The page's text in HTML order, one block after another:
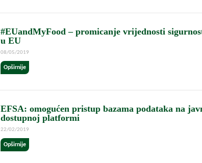
#EUandMyFood – promicanje vrijednosti
u EU
08/05/2019
Opširnije
EFSA: omogućen pristup bazama podataka na
dostupnoj platformi
22/02/2019
Opširnije